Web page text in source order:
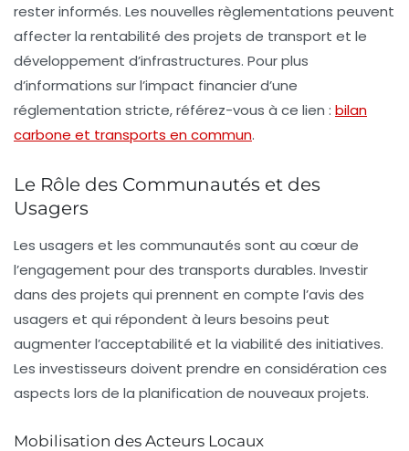
rester informés. Les nouvelles règlementations peuvent
affecter la rentabilité des projets de transport et le
développement d’infrastructures. Pour plus
d’informations sur l’impact financier d’une
réglementation stricte, référez-vous à ce lien : bilan
carbone et transports en commun.
Le Rôle des Communautés et des
Usagers
Les usagers et les communautés sont au cœur de
l’engagement pour des transports durables. Investir
dans des projets qui prennent en compte l’avis des
usagers et qui répondent à leurs besoins peut
augmenter l’acceptabilité et la viabilité des initiatives.
Les investisseurs doivent prendre en considération ces
aspects lors de la planification de nouveaux projets.
Mobilisation des Acteurs Locaux